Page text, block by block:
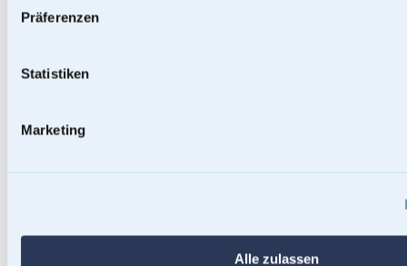
Präferenzen
Statistiken
Marketing
Alle zulassen
Baumstammurnen